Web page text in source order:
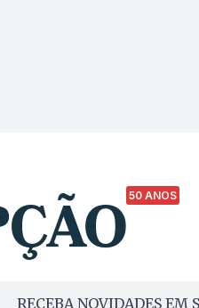
50 ANOS
RECEBA NOVIDADES EM